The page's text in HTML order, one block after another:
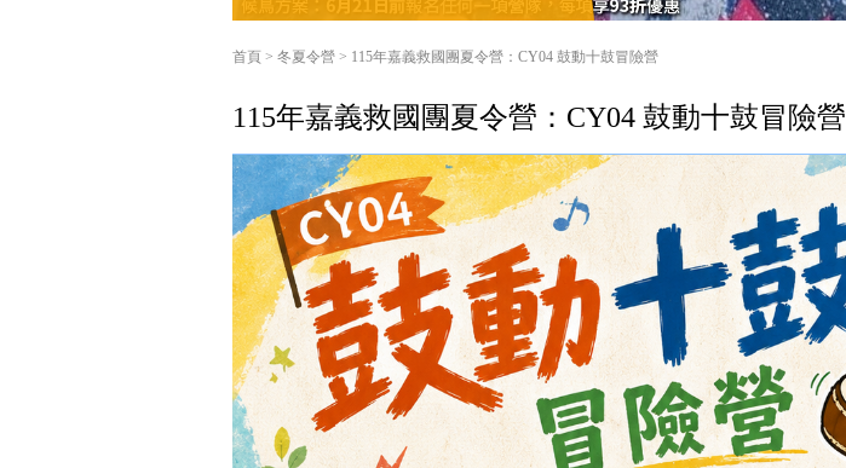
首頁 > 冬夏令營 > 115年嘉義救國團夏令營：CY04 鼓動十鼓冒險營
115年嘉義救國團夏令營：CY04 鼓動十鼓冒險營